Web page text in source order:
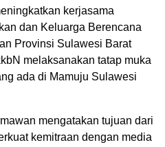
kerjasama
dan Keluarga Berencana
Provinsi Sulawesi Barat
melaksanakan tatap muka
ada di Mamuju Sulawesi
mengatakan tujuan dari
kemitraan dengan media